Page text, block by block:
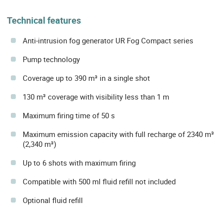
Technical features
Anti-intrusion fog generator UR Fog Compact series
Pump technology
Coverage up to 390 m³ in a single shot
130 m³ coverage with visibility less than 1 m
Maximum firing time of 50 s
Maximum emission capacity with full recharge of 2340 m³
(2,340 m³)
Up to 6 shots with maximum firing
Compatible with 500 ml fluid refill not included
Optional fluid refill